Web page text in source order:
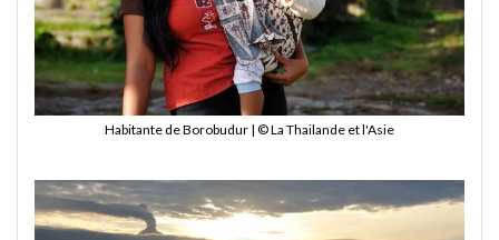
Habitante de Borobudur | © La Thailande et l'Asie